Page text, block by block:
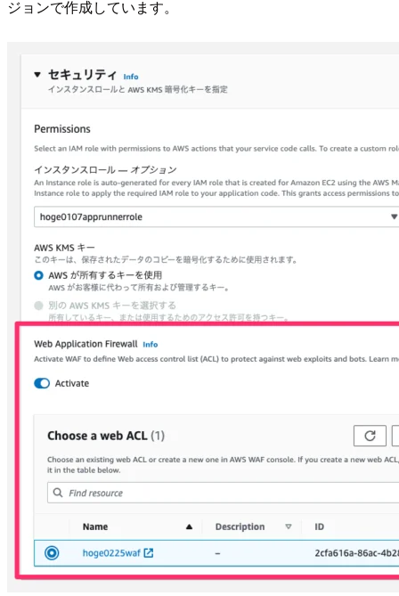
ジョンで作成しています。